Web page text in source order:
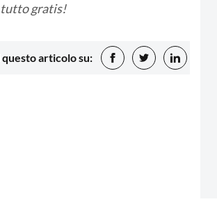
tutto gratis!
articolo su: